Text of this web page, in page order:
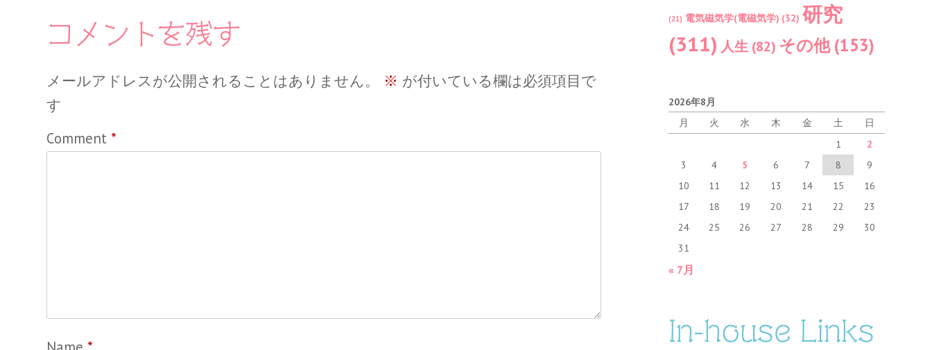
コメントを残す
メールアドレスが公開されることはありません。 ※ が付いている欄は必須項目で
す
Comment *
(21) 電気磁気学(電磁気学) (32) 研究
(311) 人生 (82) その他(153)
2026年8月
月
火 水 木 金 土
日
1
2
3
4 5 6 7 8
9
10
11 12 13 14 15
16
17
18 19 20 21 22
23
24
25 26 27 28 29
30
31
« 7月
In-house Links